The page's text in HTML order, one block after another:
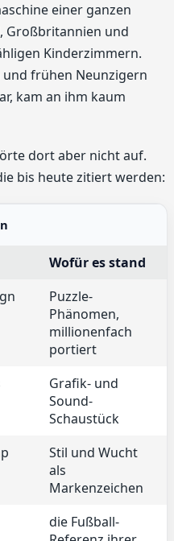
einer ganzen
Großbritannien und
Kinderzimmern.
frühen Neunzigern
kam an ihm kaum
dort aber nicht auf.
bis heute zitiert werden:
Wofür es stand
Puzzle-
Phänomen,
millionenfach
portiert
Grafik- und
Sound-
Schaustück
Stil und Wucht
als
Markenzeichen
die Fußball-